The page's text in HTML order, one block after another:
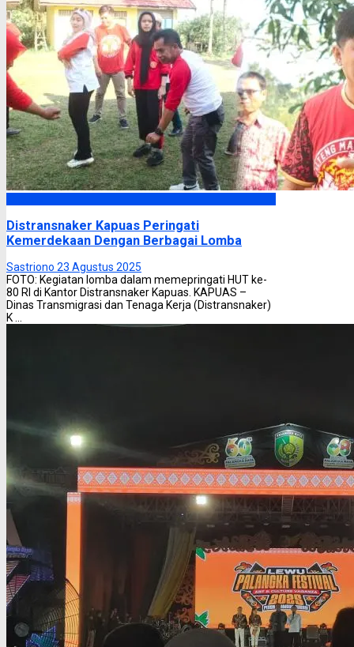
Distransnaker Kapuas Peringati
Kemerdekaan Dengan Berbagai Lomba
Sastriono 23 Agustus 2025
FOTO: Kegiatan lomba dalam memepringati HUT ke-
80 RI di Kantor Distransnaker Kapuas. KAPUAS –
Dinas Transmigrasi dan Tenaga Kerja (Distransnaker)
K ...